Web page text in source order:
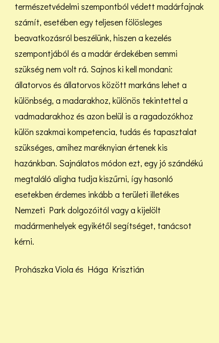
természetvédelmi szempontból védett madárfajnak
számít, esetében egy teljesen fölösleges
beavatkozásról beszélünk, hiszen a kezelés
szempontjából és a madár érdekében semmi
szükség nem volt rá. Sajnos ki kell mondani:
állatorvos és állatorvos között markáns lehet a
különbség, a madarakhoz, különös tekintettel a
vadmadarakhoz és azon belül is a ragadozókhoz
külön szakmai kompetencia, tudás és tapasztalat
szükséges, amihez maréknyian értenek kis
hazánkban. Sajnálatos módon ezt, egy jó szándékú
megtaláló aligha tudja kiszűrni, így hasonló
esetekben érdemes inkább a területi illetékes
Nemzeti Park dolgozóitól vagy a kijelölt
madármenhelyek egyikétől segítséget, tanácsot
kérni.
Prohászka Viola és Hága Krisztián